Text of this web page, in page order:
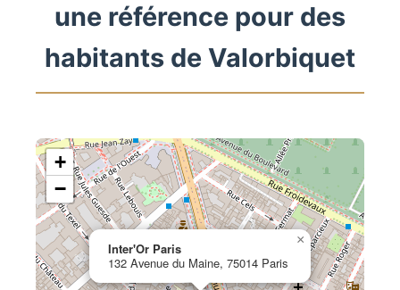
une référence pour des
habitants de Valorbiquet
Inter'Or Paris
132 Avenue du Maine, 75014 Paris
×
+
−